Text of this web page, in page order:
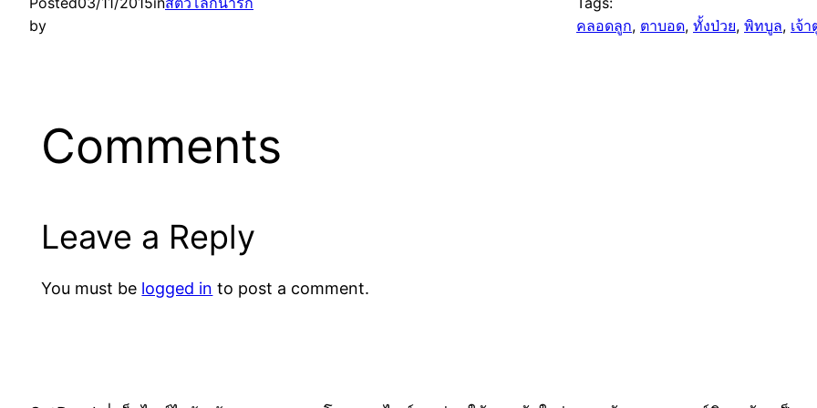
by
คลอดลูก, ตาบอด, ทั้งป่วย, พิทบูล, เจ้
Comments
Leave a Reply
You must be logged in to post a comment.